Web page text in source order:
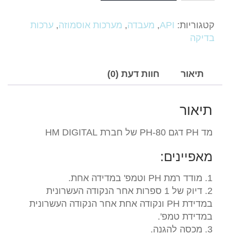
דיגיטלי
-
קטגוריות: API
, מעבדה, מערכות אוסמוזה, ערכות
בדיקה
תיאור חוות דעת (0)
תיאור
מד PH דגם PH-80 של חברת HM DIGITAL
מאפיינים:
1. מודד רמת PH וטמפ' במדידה אחת.
2. דיוק של 1 ספרות אחר הנקודה העשרונית
במדידת PH ונקודה אחת אחר הנקודה העשרונית
במדידת טמפ'.
3. מכסה להגנה.